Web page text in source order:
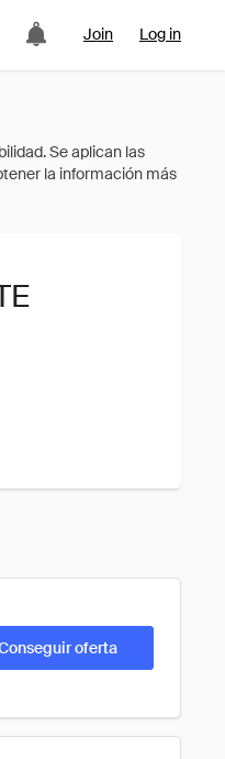
Join Log in
oferta